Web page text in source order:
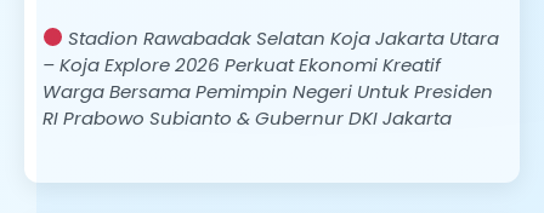
Stadion Rawabadak Selatan Koja Jakarta Utara
– Koja Explore 2026 Perkuat Ekonomi Kreatif
Warga Bersama Pemimpin Negeri Untuk Presiden
RI Prabowo Subianto & Gubernur DKI Jakarta